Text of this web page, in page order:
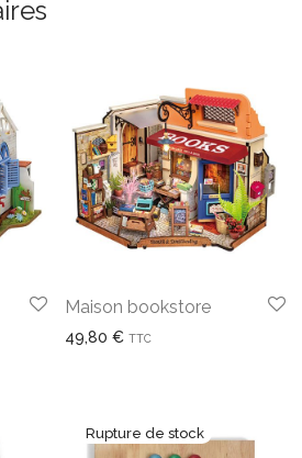
Maison bookstore
49,80 € TTC